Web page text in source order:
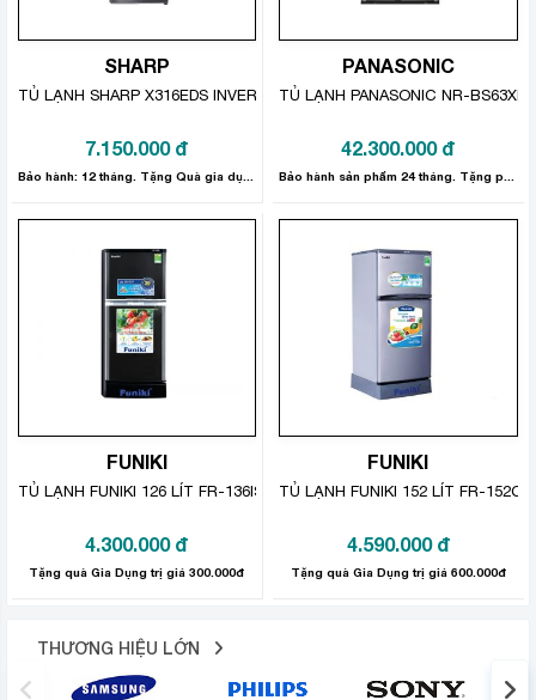
Được trang bị bộ lọc than hoạt tính,tủ lạnh
này có khả năng loại bỏ hiệu quả
mọi mùi hôi bên trong tủ lạnh, trả lại bầu không gian
trong lành, cho thực phẩm được tươi ngon, trọn vẹn
Công nghệ làm lạnh vòm mang hơi
trí trong tủ
phẩm nhận được đầy đủ hơi lạnh thích hợp, tươi ngon
lâu trong suốt thời gian bảo quản.
SHARP
TỦ LẠNH SHARP X316EDS INVERTER 287 LÍT
7.150.000 đ
PANASONIC
TỦ LẠNH PANASONIC NR-
42.300.000 đ
FUNIKI
TỦ LẠNH FUNIKI 126 LÍT FR-136ISU
4.300.000 đ
Tặng quà Gia Dụng trị giá 300.000đ
FUNIKI
TỦ LẠNH FUNIKI 152 LÍT FR-152CL
4.590.000 đ
Tặng quà Gia Dụng trị giá 600.000đ
THƯƠNG HIỆU LỚN